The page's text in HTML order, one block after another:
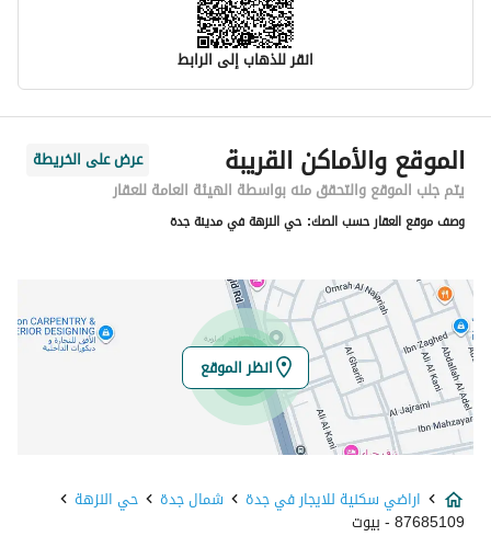
انقر للذهاب إلى الرابط
معلومات مسؤول الإعلان
اسم المسؤول
-
رقم المسؤول
-
الموقع
المنطقة
منطقة مكة المكرمة
المدينة
جدة
الحي
النزهة
اسم الشارع
الامير ماجد فرعي
الموقع والأماكن القريبة
عرض على الخريطة
يتم جلب الموقع والتحقق منه بواسطة الهيئة العامة للعقار
وصف موقع العقار حسب الصك: حي النزهة في مدينة جدة
انظر الموقع
اراضي سكنية للايجار في جدة شمال جدة حي النزهة
87685109 - بيوت